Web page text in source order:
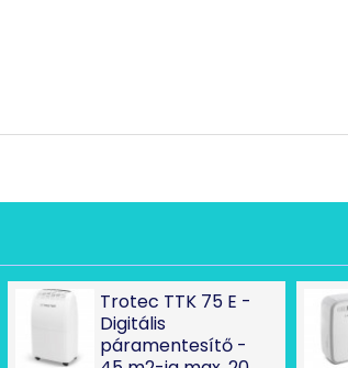
Trotec TTK 75 E -
Digitális
páramentesítő -